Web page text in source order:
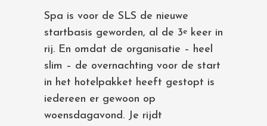
Spa is voor de SLS de nieuwe
startbasis geworden, al de 3e keer in
rij. En omdat de organisatie – heel
slim – de overnachting voor de start
in het hotelpakket heeft gestopt is
iedereen er gewoon op
woensdagavond. Je rijdt